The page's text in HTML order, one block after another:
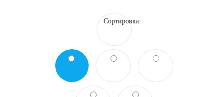
ЭЛЕКТРОДЫ И ДАТЧИКИ
Сортировка: